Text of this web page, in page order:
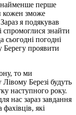
перше
кожен зможе
я подякував
спромоглися знайти
сьогодні погодні
Берегу проявити
то ми
Березі будуть
наступного року.
нас зараз завдання
які